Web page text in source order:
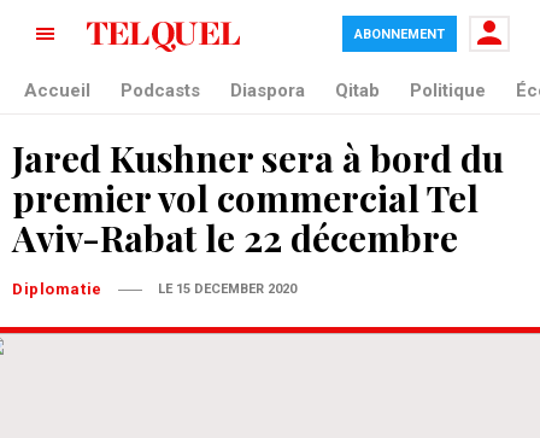
ABONNEMENT
Accueil Podcasts Diaspora Qitab Politique
Jared Kushner sera à bord du
premier vol commercial Tel
Aviv-Rabat le 22 décembre
Diplomatie LE 15 DECEMBER 2020